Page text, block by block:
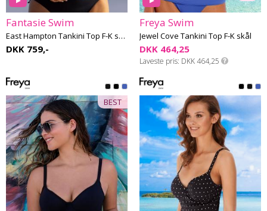
Fantasie Swim
East Hampton Tankini Top F-K skål
DKK 759,-
Freya Swim
Jewel Cove Tankini Top F-K skål
DKK 464,25
Laveste pris DKK 464,25
BEST